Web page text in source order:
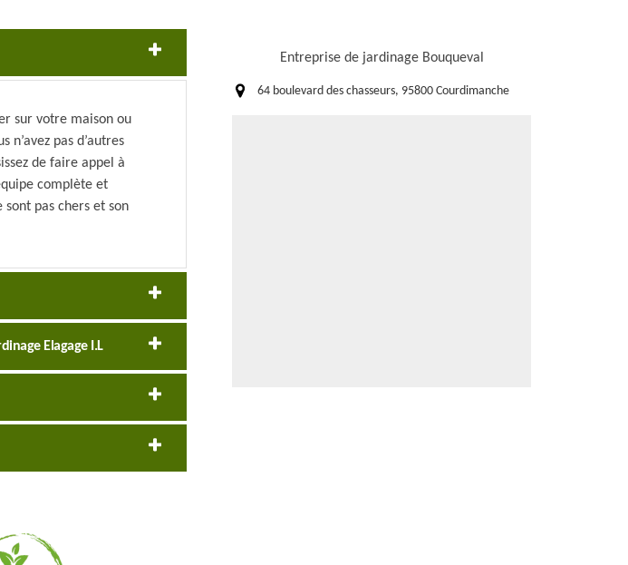
sur votre maison ou
pas d’autres
de faire appel à
complète et
pas chers et son
Elagage I.L
Entreprise de jardinage Bouqueval
64 boulevard des chasseurs, 95800 Courdimanche